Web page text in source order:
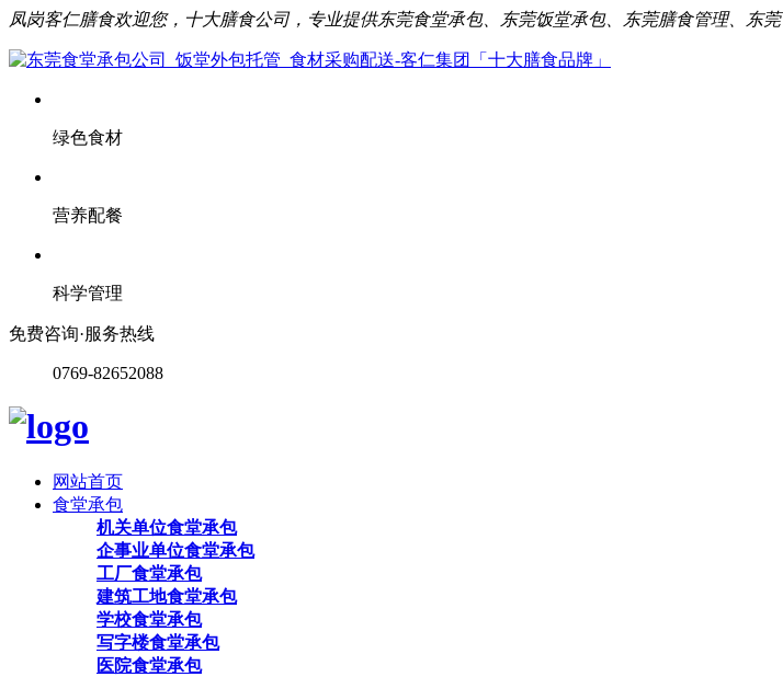
凤岗客仁膳食欢迎您，十大膳食公司，专业提供东莞食堂承包、东莞饭堂承包、东莞膳食管理、东
绿色食材
营养配餐
科学管理
免费咨询·服务热线
0769-82652088
网站首页
食堂承包
机关单位食堂承包
企事业单位食堂承包
工厂食堂承包
建筑工地食堂承包
学校食堂承包
写字楼食堂承包
医院食堂承包